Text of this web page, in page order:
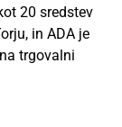
20 sredstev
in ADA je
trgovalni